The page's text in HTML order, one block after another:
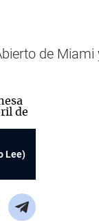
de
Lee)